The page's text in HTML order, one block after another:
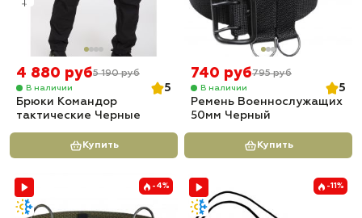
4 880 руб5 190 руб
В наличии
5
Брюки Командор
тактические Черные
Купить
740 руб795 руб
В наличии
5
Ремень Военнослужащих
50мм Черный
Купить
-4% -11%